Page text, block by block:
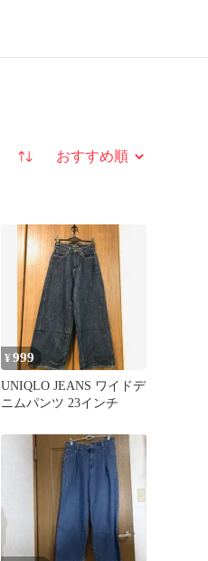
並び替え
¥999
UNIQLO JEANS ワイドデ
ニムパンツ 23インチ